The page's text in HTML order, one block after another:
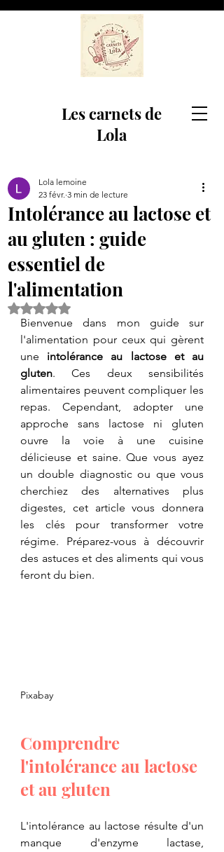
Les carnets de
Lola
Intolérance au lactose et
au gluten : guide
essentiel de
l'alimentation
Lola lemoine
23 févr. 3 min de lecture
Noté NaN étoiles sur 5.
​Bienvenue dans mon guide sur
l'alimentation pour ceux qui gèrent
une intolérance au lactose et au
gluten. Ces deux sensibilités
alimentaires peuvent compliquer les
repas. Cependant, adopter une
approche sans lactose ni gluten
ouvre la voie à une cuisine
délicieuse et saine. Que vous ayez
un double diagnostic ou que vous
cherchiez des alternatives plus
digestes, cet article vous donnera
les clés pour transformer votre
régime. Préparez-vous à découvrir
des astuces et des aliments qui vous
feront du bien.
Pixabay
Comprendre
l'intolérance au lactose
et au gluten
​L'intolérance au lactose résulte d'un
manque d'enzyme lactase,